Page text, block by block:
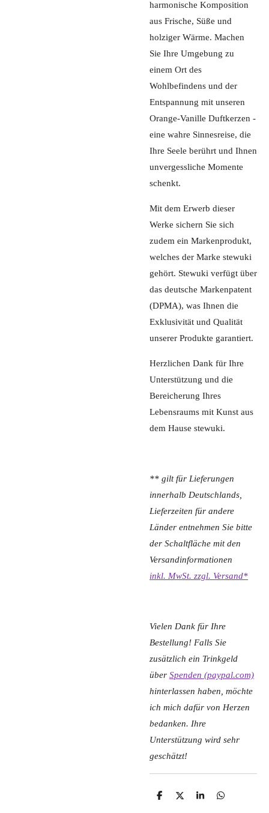
harmonische Komposition
aus Frische, Süße und
holziger Wärme. Machen
Sie Ihre Umgebung zu
einem Ort des
Wohlbefindens und der
Entspannung mit unseren
Orange-Vanille Duftkerzen -
eine wahre Sinnesreise, die
Ihre Seele berührt und Ihnen
unvergessliche Momente
schenkt.
Mit dem Erwerb dieser
Werke sichern Sie sich
zudem ein Markenprodukt,
welches der Marke stewuki
gehört. Stewuki verfügt über
das deutsche Markenpatent
(DPMA), was Ihnen die
Exklusivität und Qualität
unserer Produkte garantiert.
Herzlichen Dank für Ihre
Unterstützung und die
Bereicherung Ihres
Lebensraums mit Kunst aus
dem Hause stewuki.
** gilt für Lieferungen
innerhalb Deutschlands,
Lieferzeiten für andere
Länder entnehmen Sie bitte
der Schaltfläche mit den
Versandinformationen
inkl. MwSt. zzgl. Versand*
Vielen Dank für Ihre
Bestellung! Falls Sie
zusätzlich ein Trinkgeld
über Spenden (paypal.com)
hinterlassen haben, möchte
ich mich dafür von Herzen
bedanken. Ihre
Unterstützung wird sehr
geschätzt!
T
T
T
T